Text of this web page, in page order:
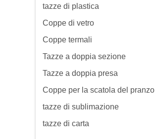
tazze di plastica
Coppe di vetro
Coppe termali
Tazze a doppia sezione
Tazze a doppia presa
Coppe per la scatola del pranzo
tazze di sublimazione
tazze di carta